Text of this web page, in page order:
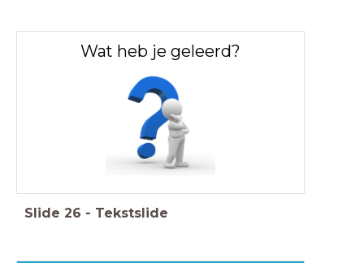
Wat heb je geleerd?
Slide 26 - Tekstslide